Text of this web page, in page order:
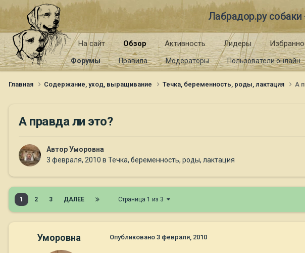
Лабрадор.ру собаки
На сайт Обзор
Форумы Правила Модераторы Пользователи онлайн
Активность Лидеры
Главная Содержание, уход, выращивание Течка, беременность, роды, лактация А
А правда ли это?
АвторУморовна
3 февраля, 2010 в Течка, беременность, роды, лактация
1 2 3 ДАЛЕЕ Страница 1 из 3
Уморовна Опубликовано 3 февраля, 2010